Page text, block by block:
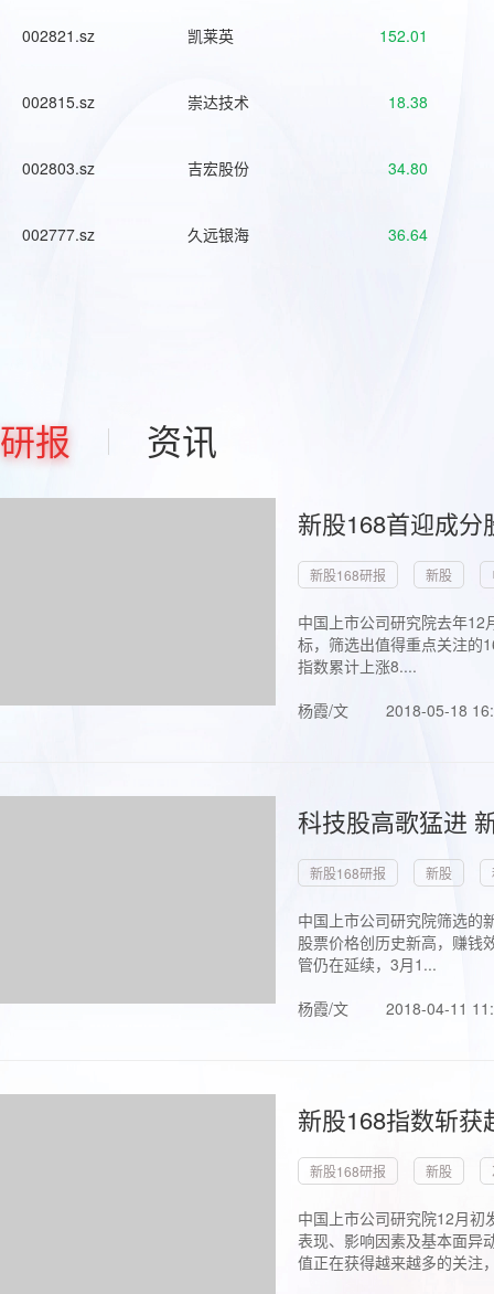
002821.sz 凯莱英 152.01
002815.sz 崇达技术 18.38
002803.sz 吉宏股份 34.80
002777.sz 久远银海 36.64
研报 资讯
新股168首迎成
新股168研报 新股
中国上市公司研究院去年
标，筛选出值得重点关注的
指数累计上涨8....
杨霞/文
2018-05-18
科技股高歌猛进
新股168研报 新股
中国上市公司研究院筛选的
股票价格创历史新高，赚钱
管仍在延续，3月1...
杨霞/文
2018-04-11
新股168指数斩
新股168研报 新股
中国上市公司研究院12月初
表现、影响因素及基本面异
值正在获得越来越多的关注